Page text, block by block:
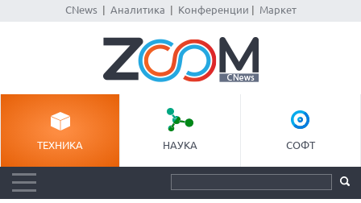
CNews| Аналитика Конференции Маркет
ТЕХНИКА НАУКА СОФТ